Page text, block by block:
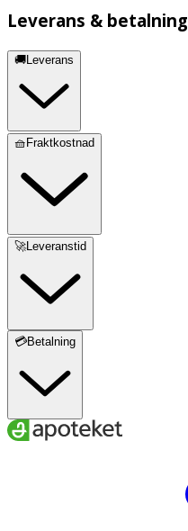
Skruvar i metall
Leverans & betalning
🚚Leverans
🧺Fraktkostnad
🚀Leveranstid
💳Betalning